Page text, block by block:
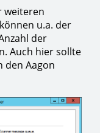
u.a. der
der
Auch hier sollte
den Aagon